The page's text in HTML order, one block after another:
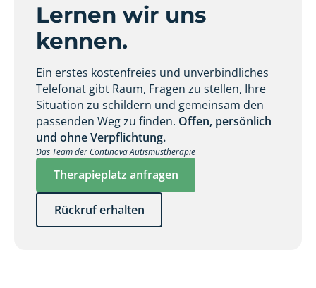
Lernen wir uns
kennen.
Ein erstes kostenfreies und unverbindliches
Telefonat gibt Raum, Fragen zu stellen, Ihre
Situation zu schildern und gemeinsam den
passenden Weg zu finden. Offen, persönlich
und ohne Verpflichtung.
Das Team der Continova Autismustherapie
Therapieplatz anfragen
Rückruf erhalten